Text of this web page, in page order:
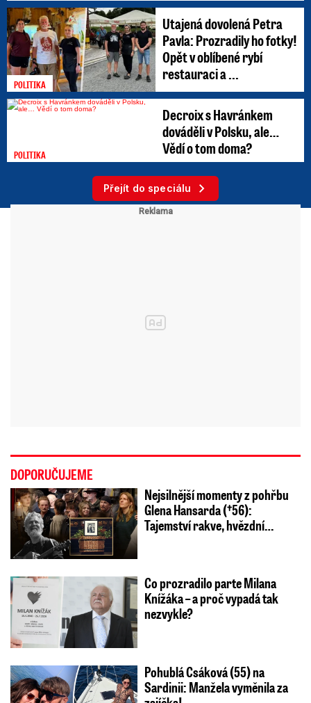
POLITIKA
Utajená dovolená Petra
Pavla: Prozradily ho fotky!
Opět v oblíbené rybí
restauraci a ...
POLITIKA
Decroix s Havránkem
dováděli v Polsku, ale…
Vědí o tom doma?
Přejít do speciálu
DOPORUČUJEME
Nejsilnější momenty z pohřbu
Glena Hansarda (†56):
Tajemství rakve, hvězdní…
Co prozradilo parte Milana
Knížáka – a proč vypadá tak
nezvykle?
Pohublá Csáková (55) na
Sardinii: Manžela vyměnila za